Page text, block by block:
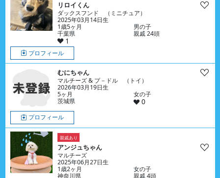
リロイくん
ダックスフンド （ミニチュア）
2025年03月14日生
1歳5ヶ月
男の子
千葉県
親戚 24頭
1
プロフィール
むにちゃん
マルチーズ & プ－ドル （トイ）
2026年03月19日生
5ヶ月
女の子
茨城県
0
プロフィール
親戚あり
アンジュちゃん
マルチーズ
2025年06月27日生
1歳2ヶ月
女の子
神奈川県
親戚 4頭